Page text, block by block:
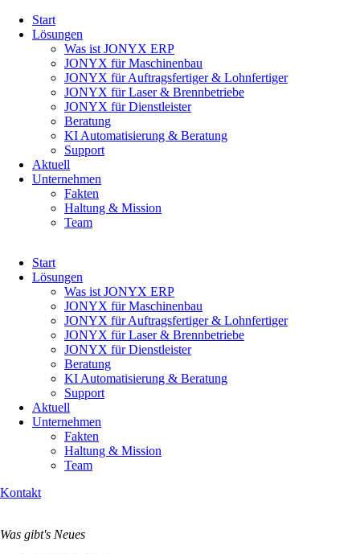
überspringen
Start
Lösungen
Was ist JONYX ERP
JONYX für Maschinenbau
JONYX für Auftragsfertiger & Lohnfertiger
JONYX für Laser & Brennbetriebe
JONYX für Dienstleister
Beratung
KI Automatisierung & Beratung
Support
Aktuell
Unternehmen
Fakten
Haltung & Mission
Team
überspringen
Start
Lösungen
Was ist JONYX ERP
JONYX für Maschinenbau
JONYX für Auftragsfertiger & Lohnfertiger
JONYX für Laser & Brennbetriebe
JONYX für Dienstleister
Beratung
KI Automatisierung & Beratung
Support
Aktuell
Unternehmen
Fakten
Haltung & Mission
Team
Kontakt
Was gibt's Neues